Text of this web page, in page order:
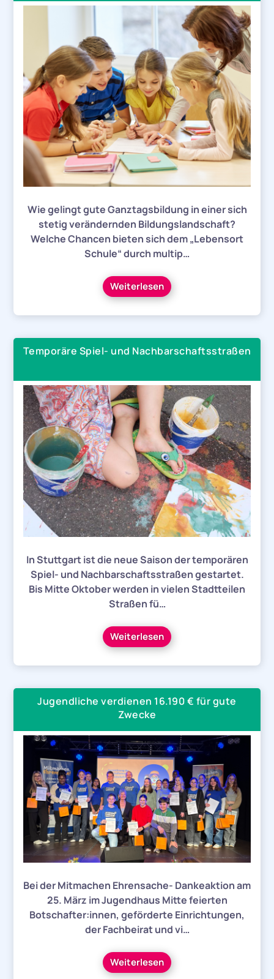
Wie gelingt gute Ganztagsbildung in einer sich
stetig verändernden Bildungslandschaft?
Welche Chancen bieten sich dem „Lebensort
Schule“ durch multip…
Weiterlesen
Temporäre Spiel- und Nachbarschaftsstraßen
In Stuttgart ist die neue Saison der temporären
Spiel- und Nachbarschaftsstraßen gestartet.
Bis Mitte Oktober werden in vielen Stadtteilen
Straßen fü…
Weiterlesen
Jugendliche verdienen 16.190 € für gute
Zwecke
Bei der Mitmachen Ehrensache- Dankeaktion am
25. März im Jugendhaus Mitte feierten
Botschafter:innen, geförderte Einrichtungen,
der Fachbeirat und vi…
Weiterlesen